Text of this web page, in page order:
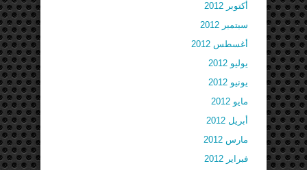
أكتوبر 2012
سبتمبر 2012
أغسطس 2012
يوليو 2012
يونيو 2012
مايو 2012
أبريل 2012
مارس 2012
فبراير 2012